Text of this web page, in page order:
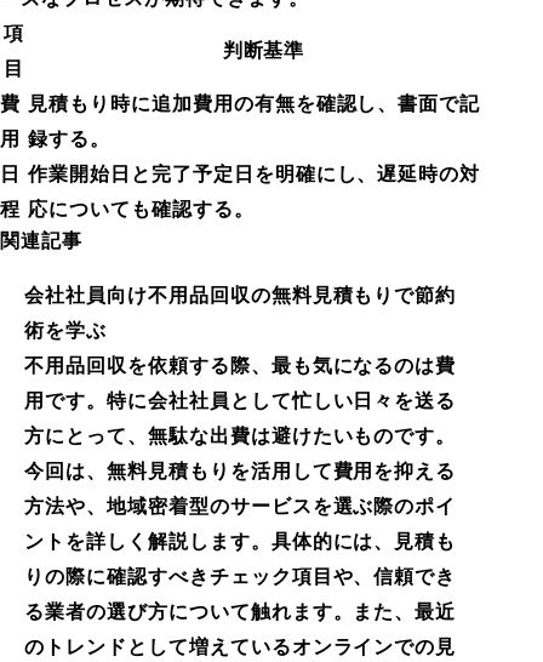
項
目
判断基準
費
用
見積もり時に追加費用の有無を確認し、書面で記
録する。
日
程
作業開始日と完了予定日を明確にし、遅延時の対
応についても確認する。
関連記事
会社社員向け不用品回収の無料見積もりで節約
術を学ぶ
不用品回収を依頼する際、最も気になるのは費
用です。特に会社社員として忙しい日々を送る
方にとって、無駄な出費は避けたいものです。
今回は、無料見積もりを活用して費用を抑える
方法や、地域密着型のサービスを選ぶ際のポイ
ントを詳しく解説します。具体的には、見積も
りの際に確認すべきチェック項目や、信頼でき
る業者の選び方について触れます。また、最近
のトレンドとして増えているオンラインでの見